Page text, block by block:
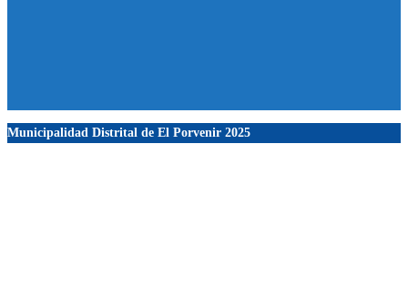
Municipalidad Distrital de El Porvenir 2025